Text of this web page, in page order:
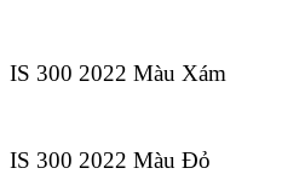
IS 300 2022 Màu Xám
IS 300 2022 Màu Đỏ